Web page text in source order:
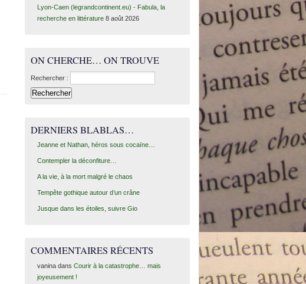
Lyon-Caen (legrandcontinent.eu) - Fabula, la
recherche en littérature 8 août 2026
ON CHERCHE… ON TROUVE
Rechercher :
DERNIERS BLABLAS…
Jeanne et Nathan, héros sous cocaïne…
Contempler la déconfiture…
A la vie, à la mort malgré le chaos
Tempête gothique autour d’un crâne
Jusque dans les étoiles, suivre Gio
COMMENTAIRES RÉCENTS
vaninadans Courir à la catastrophe… mais
joyeusement !